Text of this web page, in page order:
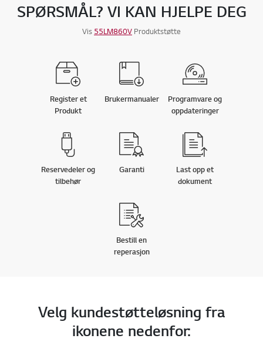
SPØRSMÅL? VI KAN HJELPE DEG
Vis 55LM860V Produktstøtte
Register et
Produkt
Brukermanualer
Programvare og
oppdateringer
Reservedeler og
tilbehør
Garanti
Last opp et
dokument
Bestill en
reperasjon
Velg kundestøtteløsning fra
ikonene nedenfor: